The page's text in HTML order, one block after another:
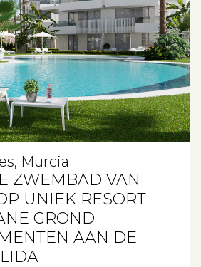
Murcia
ZWEMBAD VAN
UNIEK RESORT
GROND
AAN DE